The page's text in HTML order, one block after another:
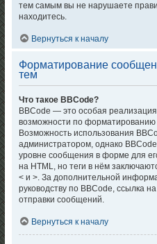
тем самым вы не нарушаете
находитесь.
Вернуться к началу
Форматирование
тем
Что такое BBCode?
BBCode — это особая
возможности по
Возможность использования
администратором, однако
уровне сообщения в форме для
на HTML, но теги в нём
< и >. За дополнительной
руководству по BBCode, ссылка
отправки сообщений.
Вернуться к началу